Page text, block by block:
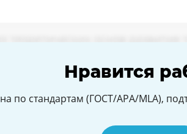
Нравится
по стандартам (ГОСТ/APA/MLA),